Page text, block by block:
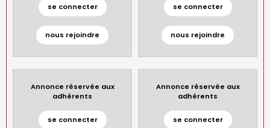
se connecter
nous rejoindre
se connecter
nous rejoindre
Annonce réservée aux
adhérents
se connecter
Annonce réservée aux
adhérents
se connecter